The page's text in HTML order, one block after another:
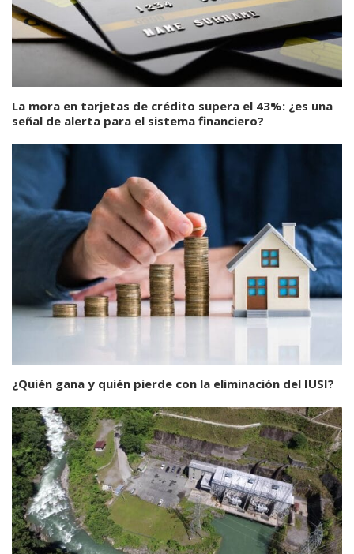
La mora en tarjetas de crédito supera el 43%: ¿es una
señal de alerta para el sistema financiero?
¿Quién gana y quién pierde con la eliminación del IUSI?